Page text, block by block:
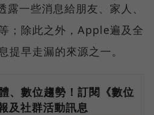
一些消息給朋友、家人、
；除此之外，Apple遍及全
提早走漏的來源之一。
、數位趨勢！訂閱《數位
及社群活動訊息